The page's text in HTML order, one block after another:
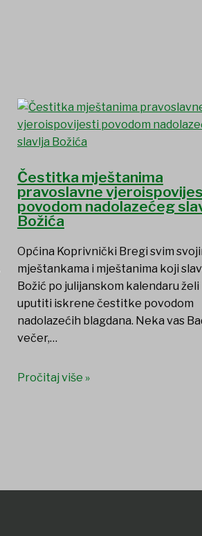
Čestitka mještanima
pravoslavne
povodom nadolazećeg
Božića
Općina Koprivnički Bregi svim
mještankama i mještanima koji
Božić po julijanskom kalendaru želi
uputiti iskrene čestitke povodom
nadolazećih blagdana. Neka vas
večer,…
Pročitaj više »